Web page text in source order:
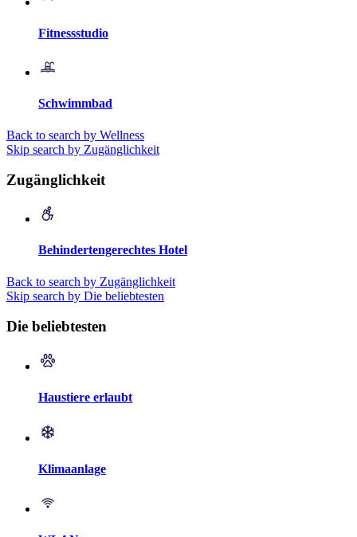
Fitnessstudio
Schwimmbad
Back to search by Wellness
Skip search by Zugänglichkeit
Zugänglichkeit
Behindertengerechtes Hotel
Back to search by Zugänglichkeit
Skip search by Die beliebtesten
Die beliebtesten
Haustiere erlaubt
Klimaanlage